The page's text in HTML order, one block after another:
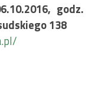
godz.
138